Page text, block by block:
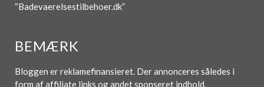
“Badevaerelsestilbehoer.dk”
BEMÆRK
Bloggen er reklamefinansieret. Der annonceres således i
form af affiliate links og andet sponseret indhold.